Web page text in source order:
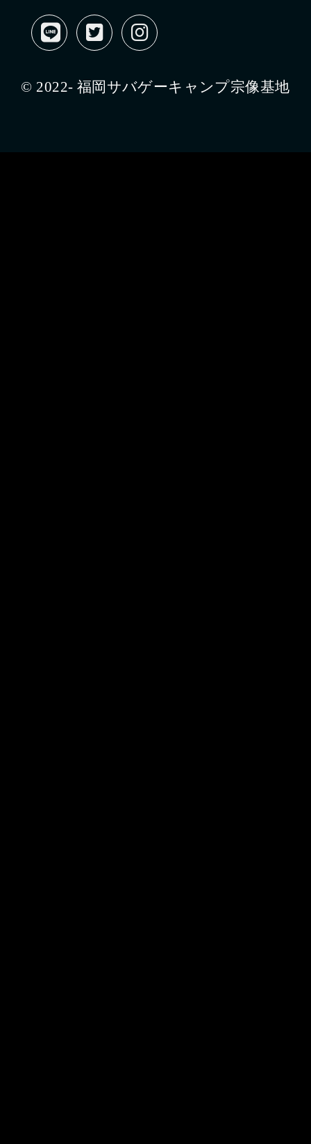
© 2022- 福岡サバゲーキャンプ宗像基地